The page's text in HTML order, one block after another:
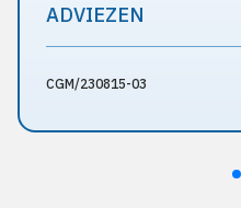
ADVIEZEN
CGM/230815-03